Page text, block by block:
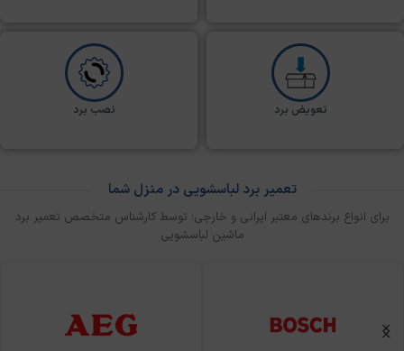
تعویض برد نصب برد
تعمیر برد لباسشویی در منزل شما
برای انواع برندهای معتبر ایرانی و خارجی؛ توسط کارشناس متخصص تعمیر برد
ماشین لباسشویی